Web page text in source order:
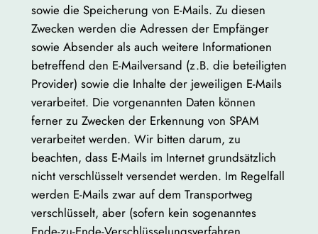
sowie die Speicherung von E-Mails. Zu diesen
Zwecken werden die Adressen der Empfänger
sowie Absender als auch weitere Informationen
betreffend den E-Mailversand (z.B. die beteiligten
Provider) sowie die Inhalte der jeweiligen E-Mails
verarbeitet. Die vorgenannten Daten können
ferner zu Zwecken der Erkennung von SPAM
verarbeitet werden. Wir bitten darum, zu
beachten, dass E-Mails im Internet grundsätzlich
nicht verschlüsselt versendet werden. Im Regelfall
werden E-Mails zwar auf dem Transportweg
verschlüsselt, aber (sofern kein sogenanntes